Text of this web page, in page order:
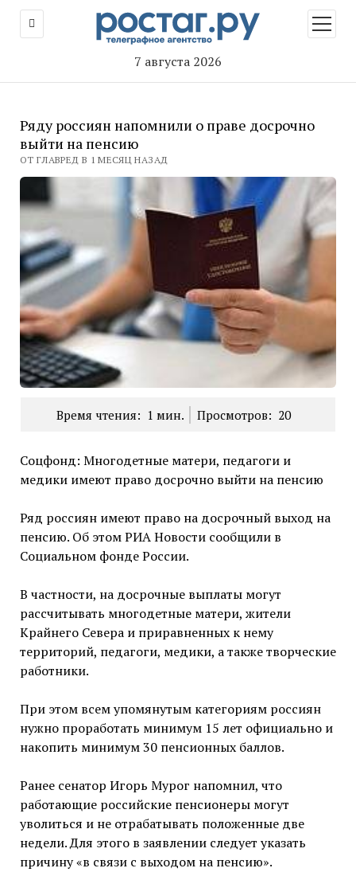
7 августа 2026
меню
Ряду россиян напомнили о праве досрочно
выйти на пенсию
ОТ ГЛАВРЕД В 1 МЕСЯЦ НАЗАД
Время чтения: 1 мин. Просмотров: 20
Соцфонд: Многодетные матери, педагоги и
медики имеют право досрочно выйти на пенсию
Ряд россиян имеют право на досрочный выход на
пенсию. Об этом РИА Новости сообщили в
Социальном фонде России.
В частности, на досрочные выплаты могут
рассчитывать многодетные матери, жители
Крайнего Севера и приравненных к нему
территорий, педагоги, медики, а также творческие
работники.
При этом всем упомянутым категориям россиян
нужно проработать минимум 15 лет официально и
накопить минимум 30 пенсионных баллов.
Ранее сенатор Игорь Мурог напомнил, что
работающие российские пенсионеры могут
уволиться и не отрабатывать положенные две
недели. Для этого в заявлении следует указать
причину «в связи с выходом на пенсию».